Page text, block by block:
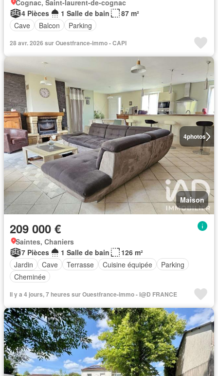
Cognac, Saint-laurent-de-cognac
4 Pièces
1 Salle de bain
87 m²
Cave
Balcon Parking
28 avr. 2026 sur Ouestfrance-immo - CAPI
4photos
Maison
209 000 €
Saintes, Chaniers
7 Pièces
1 Salle de bain
126 m²
Jardin
Cave Terrasse Cuisine équipée
Parking
Cheminée
Il y a 4 jours, 7 heures sur Ouestfrance-immo - I@D FRANCE